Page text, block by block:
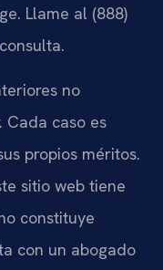
Llame al (888)
no
Cada caso es
propios méritos.
sitio web tiene
constituye
con un abogado